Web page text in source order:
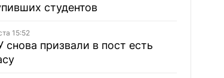
студентов
15:52
призвали в пост есть